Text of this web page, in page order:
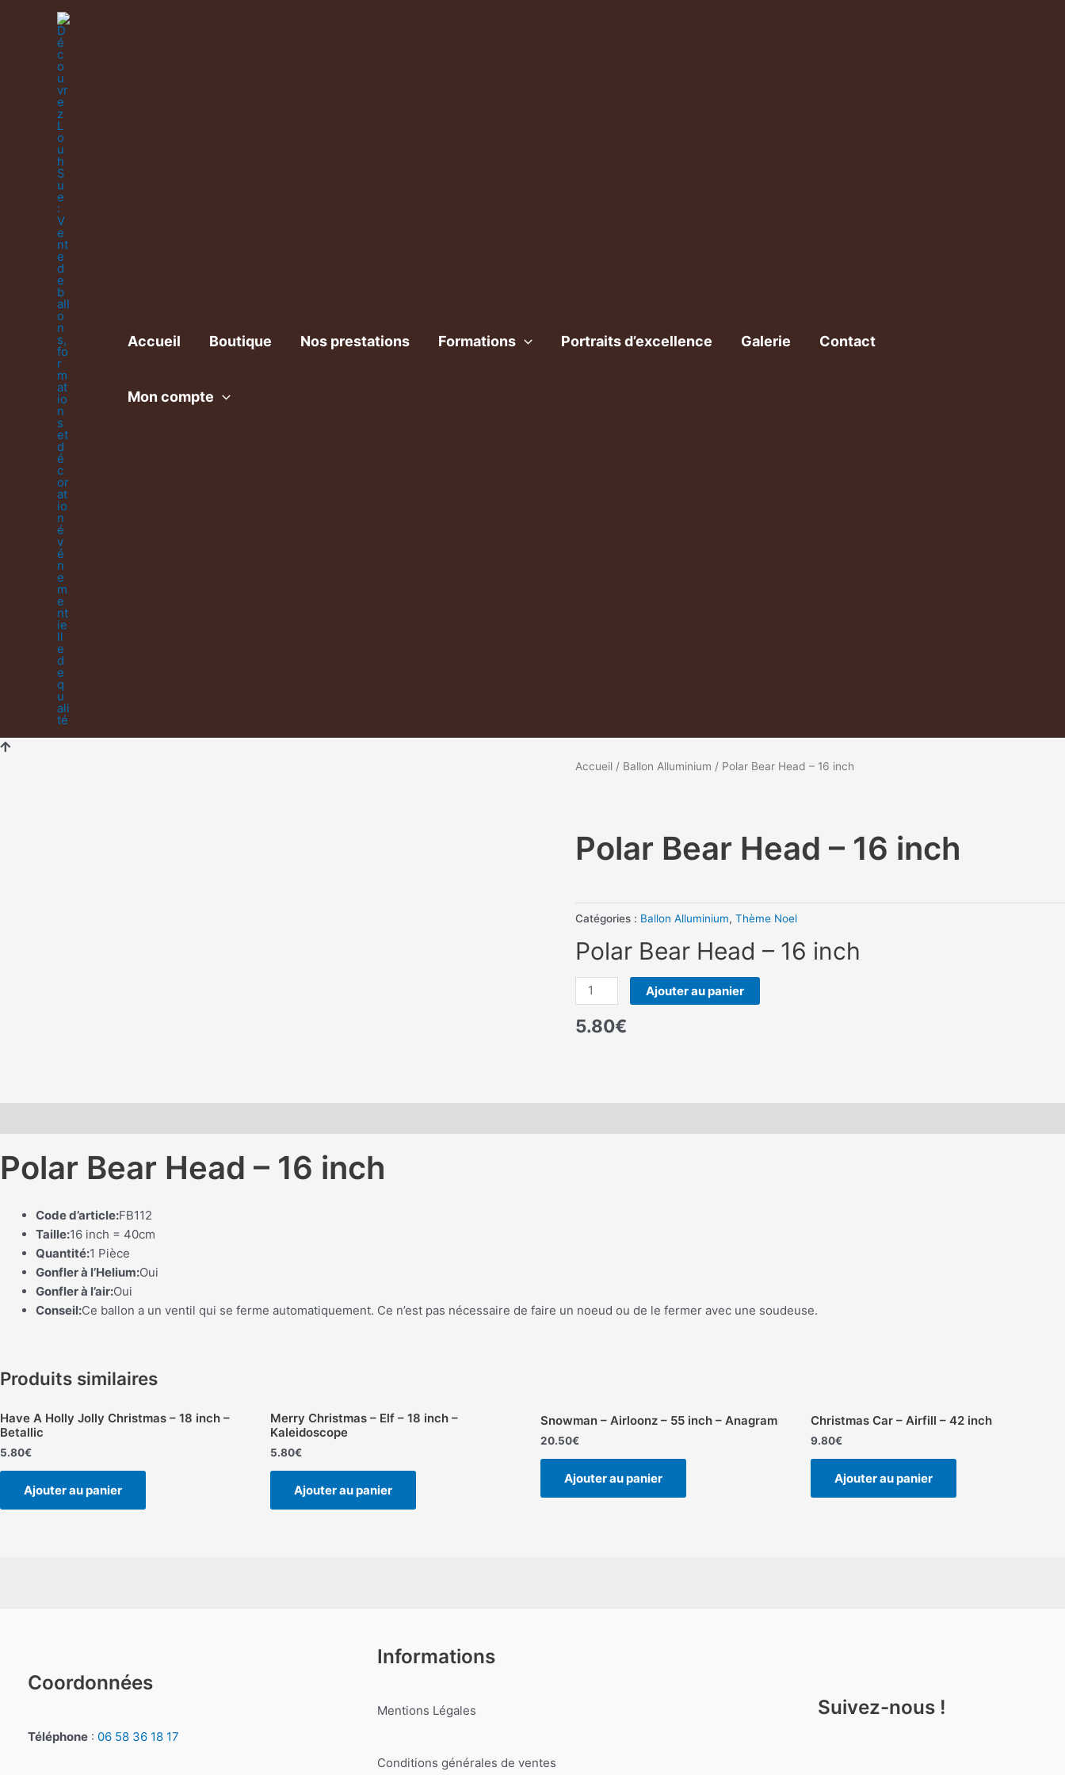
Accueil Boutique Nos prestations Formations Portraits d’excellence Galerie Contact
Mon compte
Accueil/ Ballon Alluminium / Polar Bear Head – 16 inch
Polar Bear Head – 16 inch
Catégories : Ballon Alluminium, Thème Noel
Polar Bear Head – 16 inch
quantité
de
Polar
Ajouter au panier
5.80€
Polar Bear Head – 16 inch
Code d’article:FB112
Taille:16 inch = 40cm
Quantité:1 Pièce
Gonfler à l’Helium:Oui
Gonfler à l’air:Oui
Conseil:Ce ballon a un ventil qui se ferme automatiquement. Ce n’est pas nécessaire de faire un noeud ou de le fermer avec une soudeuse.
Produits similaires
Have A Holly Jolly Christmas – 18 inch –
Betallic
5.80€
Ajouter au panier
Merry Christmas – Elf – 18 inch –
Kaleidoscope
5.80€
Ajouter au panier
Snowman – Airloonz – 55 inch – Anagram
20.50€
Ajouter au panier
Christmas Car – Airfill – 42 inch
9.80€
Ajouter au panier
Coordonnées
Téléphone : 06 58 36 18 17
Informations
Mentions Légales
Conditions générales de ventes
Suivez-nous !